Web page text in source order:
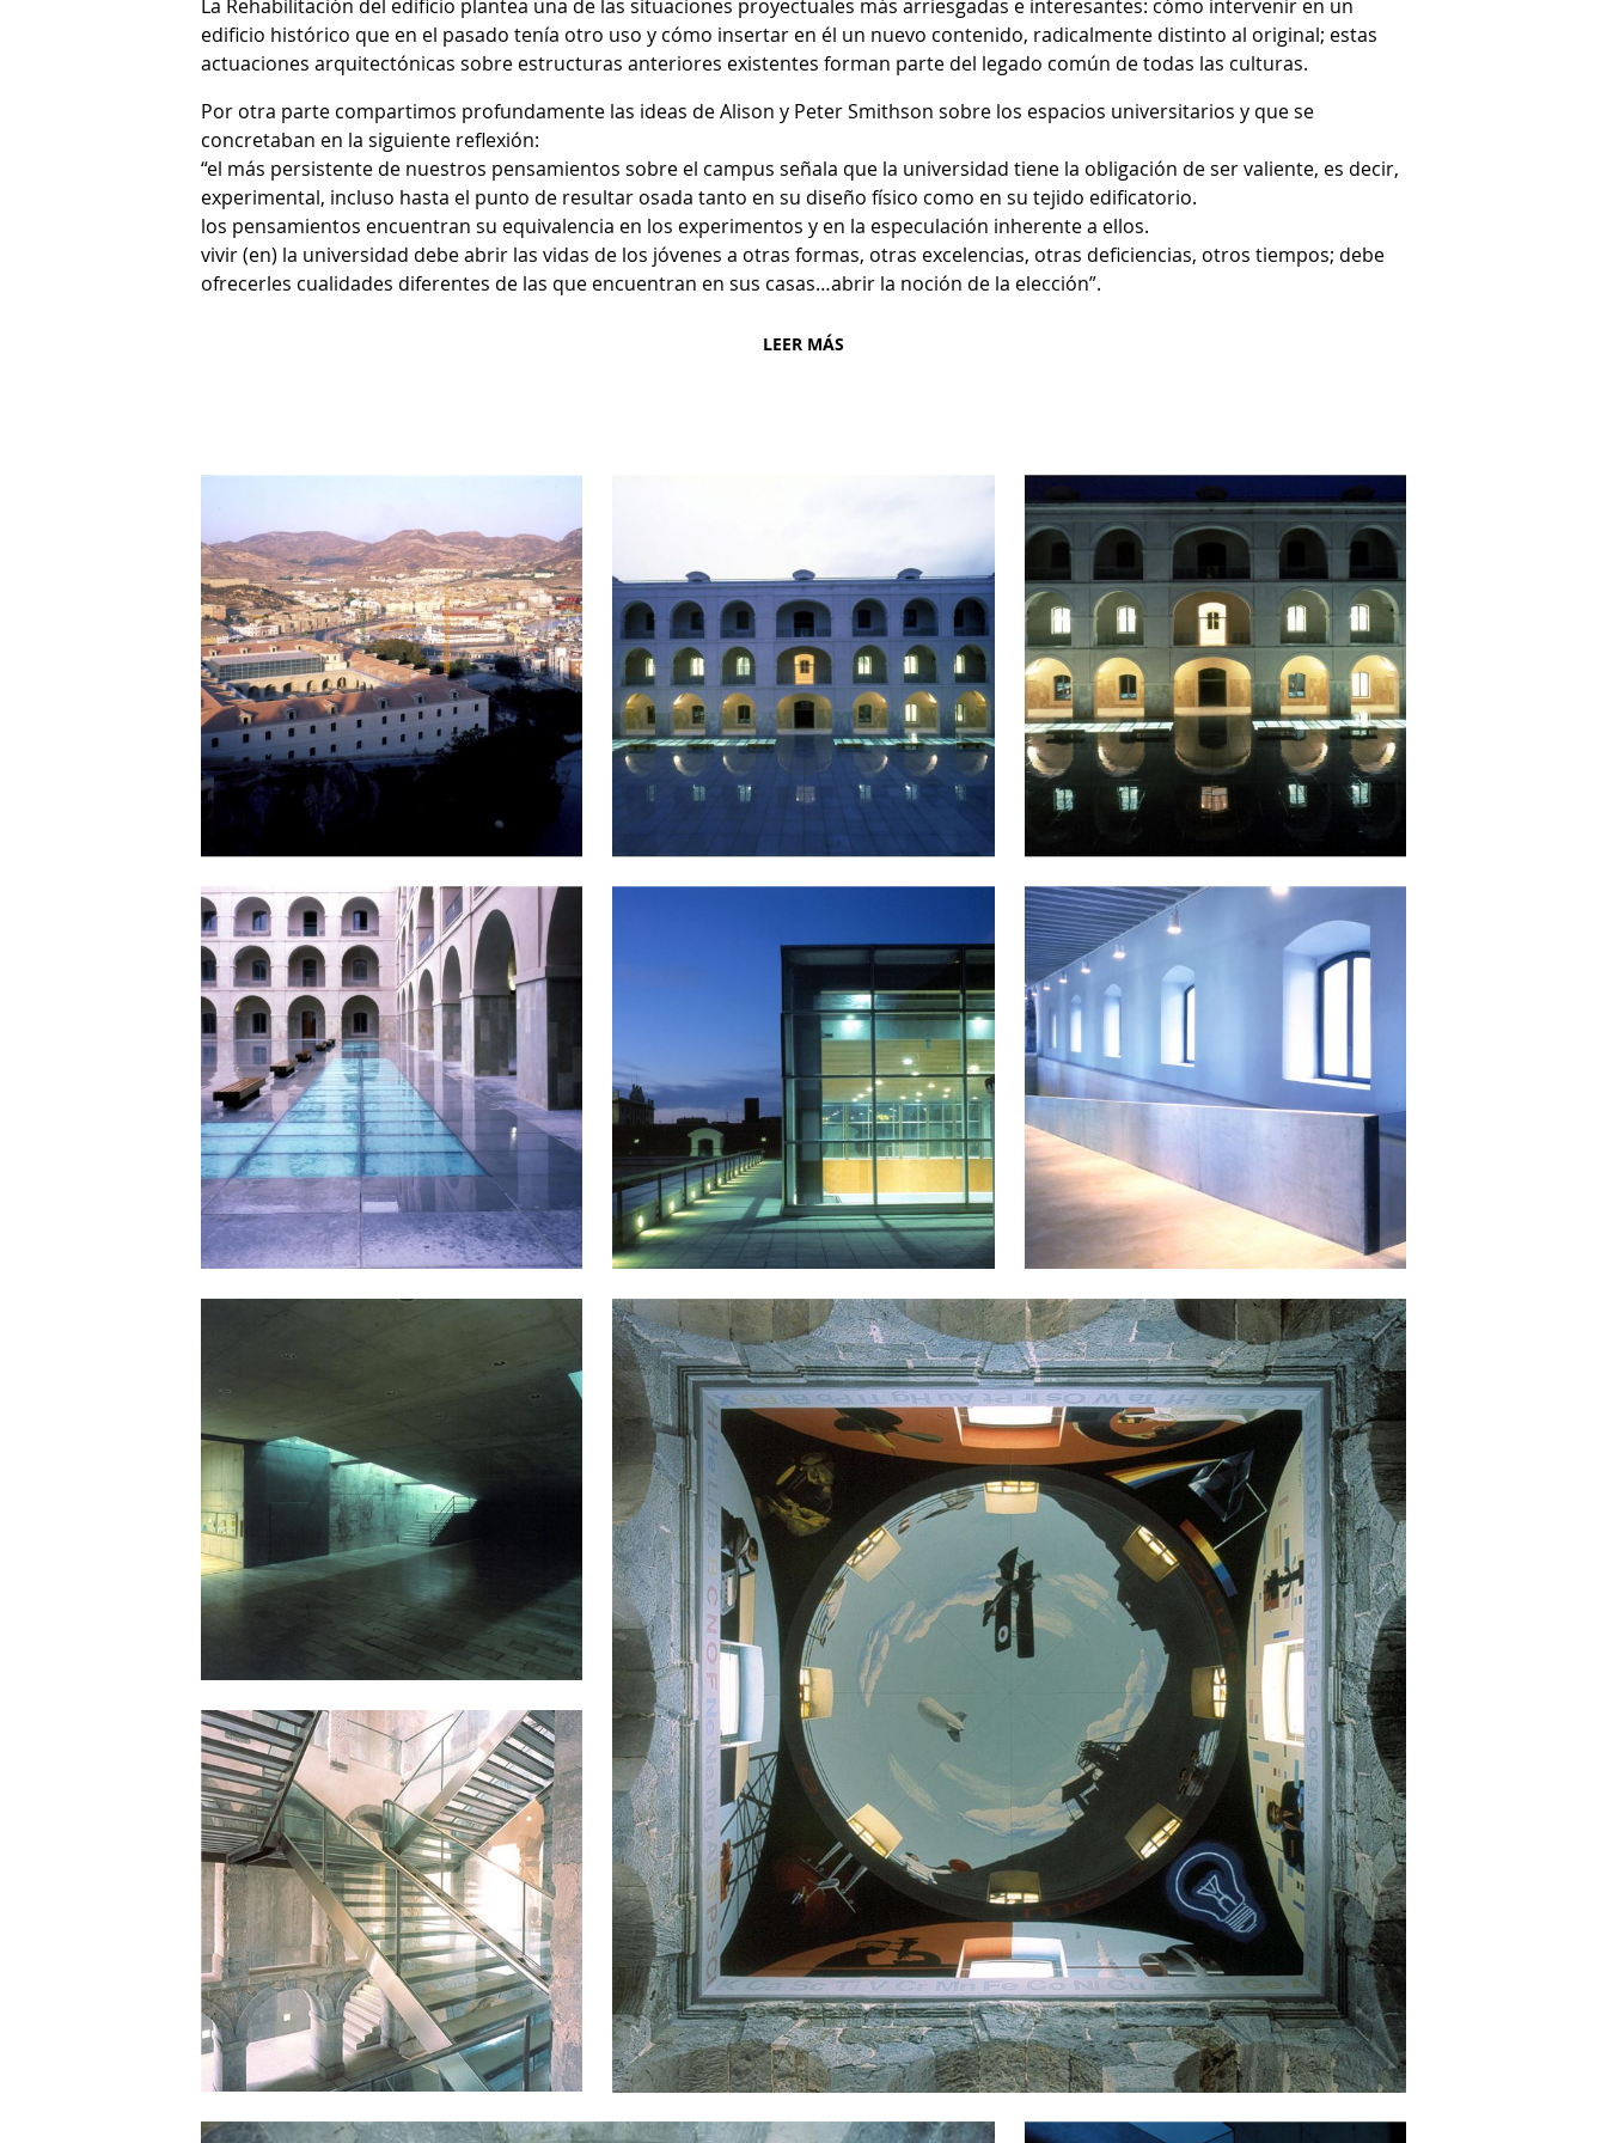
La Rehabilitación del edificio plantea una de las situaciones proyectuales más arriesgadas e interesantes: cómo intervenir en un
edificio histórico que en el pasado tenía otro uso y cómo insertar en él un nuevo contenido, radicalmente distinto al original; estas
actuaciones arquitectónicas sobre estructuras anteriores existentes forman parte del legado común de todas las culturas.
Por otra parte compartimos profundamente las ideas de Alison y Peter Smithson sobre los espacios universitarios y que se
concretaban en la siguiente reflexión:
“el más persistente de nuestros pensamientos sobre el campus señala que la universidad tiene la obligación de ser valiente, es decir,
experimental, incluso hasta el punto de resultar osada tanto en su diseño físico como en su tejido edificatorio.
los pensamientos encuentran su equivalencia en los experimentos y en la especulación inherente a ellos.
vivir (en) la universidad debe abrir las vidas de los jóvenes a otras formas, otras excelencias, otras deficiencias, otros tiempos; debe
ofrecerles cualidades diferentes de las que encuentran en sus casas…abrir la noción de la elección”.
LEER MÁS